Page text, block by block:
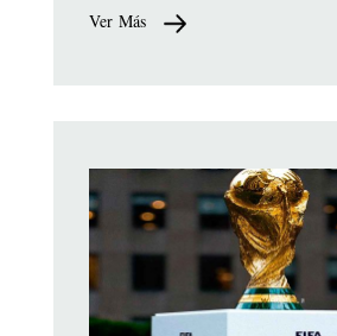
Ver Más